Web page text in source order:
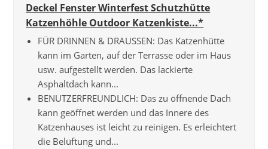
Deckel Fenster Winterfest Schutzhütte
Katzenhöhle Outdoor Katzenkiste...*
FÜR DRINNEN & DRAUSSEN: Das Katzenhütte
kann im Garten, auf der Terrasse oder im Haus
usw. aufgestellt werden. Das lackierte
Asphaltdach kann...
BENUTZERFREUNDLICH: Das zu öffnende Dach
kann geöffnet werden und das Innere des
Katzenhauses ist leicht zu reinigen. Es erleichtert
die Belüftung und...